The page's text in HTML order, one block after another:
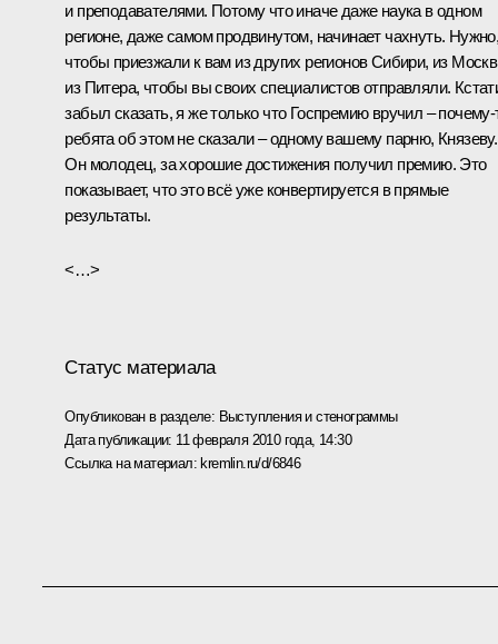
и преподавателями. Потому что иначе даже наука в одном
регионе, даже самом продвинутом, начинает чахнуть.
чтобы приезжали к вам из других регионов Сибири, из
из Питера, чтобы вы своих специалистов отправляли.
забыл сказать, я же только что Госпремию вручил –
ребята об этом не сказали – одному вашему парню, Князеву.
Он молодец, за хорошие достижения получил премию. Это
показывает, что это всё уже конвертируется в прямые
результаты.
<…>
Статус материала
Опубликован в разделе: Выступления и стенограммы
Дата публикации: 11 февраля 2010 года, 14:30
Ссылка на материал:kremlin.ru/d/6846